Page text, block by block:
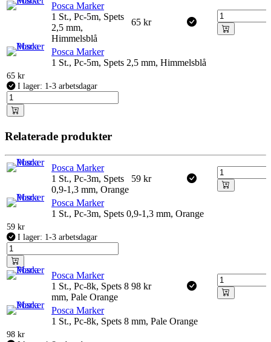
Posca Marker
1 St., Pc-5m, Spets
2,5 mm,
Himmelsblå
65 kr
Posca Marker
1 St., Pc-5m, Spets 2,5 mm, Himmelsblå
65 kr
I lager: 1-3 arbetsdagar
Relaterade produkter
Posca Marker
1 St., Pc-3m, Spets
0,9-1,3 mm, Orange
59 kr
Posca Marker
1 St., Pc-3m, Spets 0,9-1,3 mm, Orange
59 kr
I lager: 1-3 arbetsdagar
Posca Marker
1 St., Pc-8k, Spets 8
mm, Pale Orange
98 kr
Posca Marker
1 St., Pc-8k, Spets 8 mm, Pale Orange
98 kr